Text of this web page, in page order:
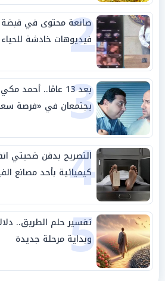
2
صانعة محتوى في قبضة
فيديوهات خادشة للحياء
3 بعد 13 عامًا..
يجتمعان في «فرصة
4
التصريح بدفن ضحيتي
كيميائية بأحد مصانع
5
تفسير حلم الطريق..
وبداية مرحلة جديدة